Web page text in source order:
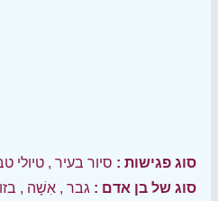
סוג פגישות : סיור בעיר , טיולי
סוג של בן אדם : גבר , אִשָׁה ,